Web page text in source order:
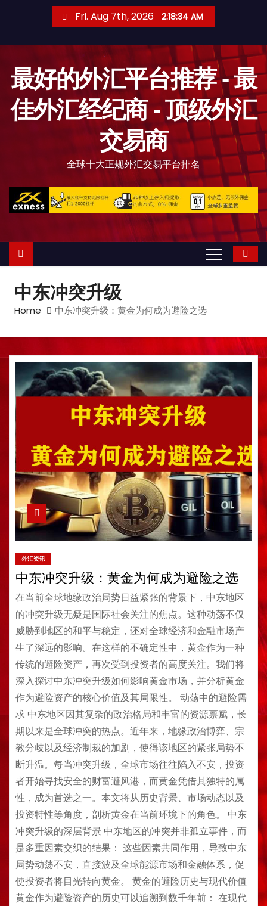
Fri. Aug 7th, 2026 2:18:35 AM
最好的外汇平台推荐 - 最
佳外汇经纪商 - 顶级外汇
交易商
全球十大正规外汇交易平台排名
中东冲突升级
Home 中东冲突升级：黄金为何成为避险之选
外汇资讯
中东冲突升级：黄金为何成为避险之选
在当前全球地缘政治局势日益紧张的背景下，中东地区
的冲突升级无疑是国际社会关注的焦点。这种动荡不仅
威胁到地区的和平与稳定，还对全球经济和金融市场产
生了深远的影响。在这样的不确定性中，黄金作为一种
传统的避险资产，再次受到投资者的高度关注。我们将
深入探讨中东冲突升级如何影响黄金市场，并分析黄金
作为避险资产的核心价值及其局限性。 动荡中的避险需
求 中东地区因其复杂的政治格局和丰富的资源禀赋，长
期以来是全球冲突的热点。近年来，地缘政治博弈、宗
教分歧以及经济制裁的加剧，使得该地区的紧张局势不
断升温。每当冲突升级，全球市场往往陷入不安，投资
者开始寻找安全的财富避风港，而黄金凭借其独特的属
性，成为首选之一。本文将从历史背景、市场动态以及
投资特性等角度，剖析黄金在当前环境下的角色。 中东
冲突升级的深层背景 中东地区的冲突并非孤立事件，而
是多重因素交织的结果： 这些因素共同作用，导致中东
局势动荡不安，直接波及全球能源市场和金融体系，促
使投资者将目光转向黄金。 黄金的避险历史与现代价值
黄金作为避险资产的历史可以追溯到数千年前： 在现代